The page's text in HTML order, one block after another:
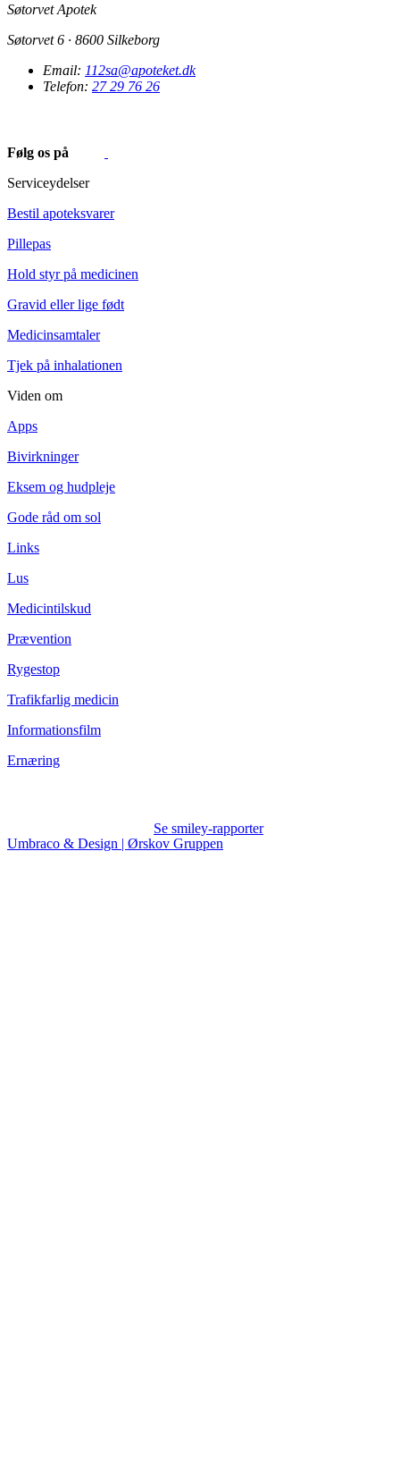
Søtorvet Apotek
Søtorvet 6 · 8600 Silkeborg
Email: 112sa@apoteket.dk
Telefon: 27 29 76 26
Følg os på
Serviceydelser
Bestil apoteksvarer
Pillepas
Hold styr på medicinen
Gravid eller lige født
Medicinsamtaler
Tjek på inhalationen
Viden om
Apps
Bivirkninger
Eksem og hudpleje
Gode råd om sol
Links
Lus
Medicintilskud
Prævention
Rygestop
Trafikfarlig medicin
Informationsfilm
Ernæring
Se smiley-rapporter
Umbraco & Design | Ørskov Gruppen